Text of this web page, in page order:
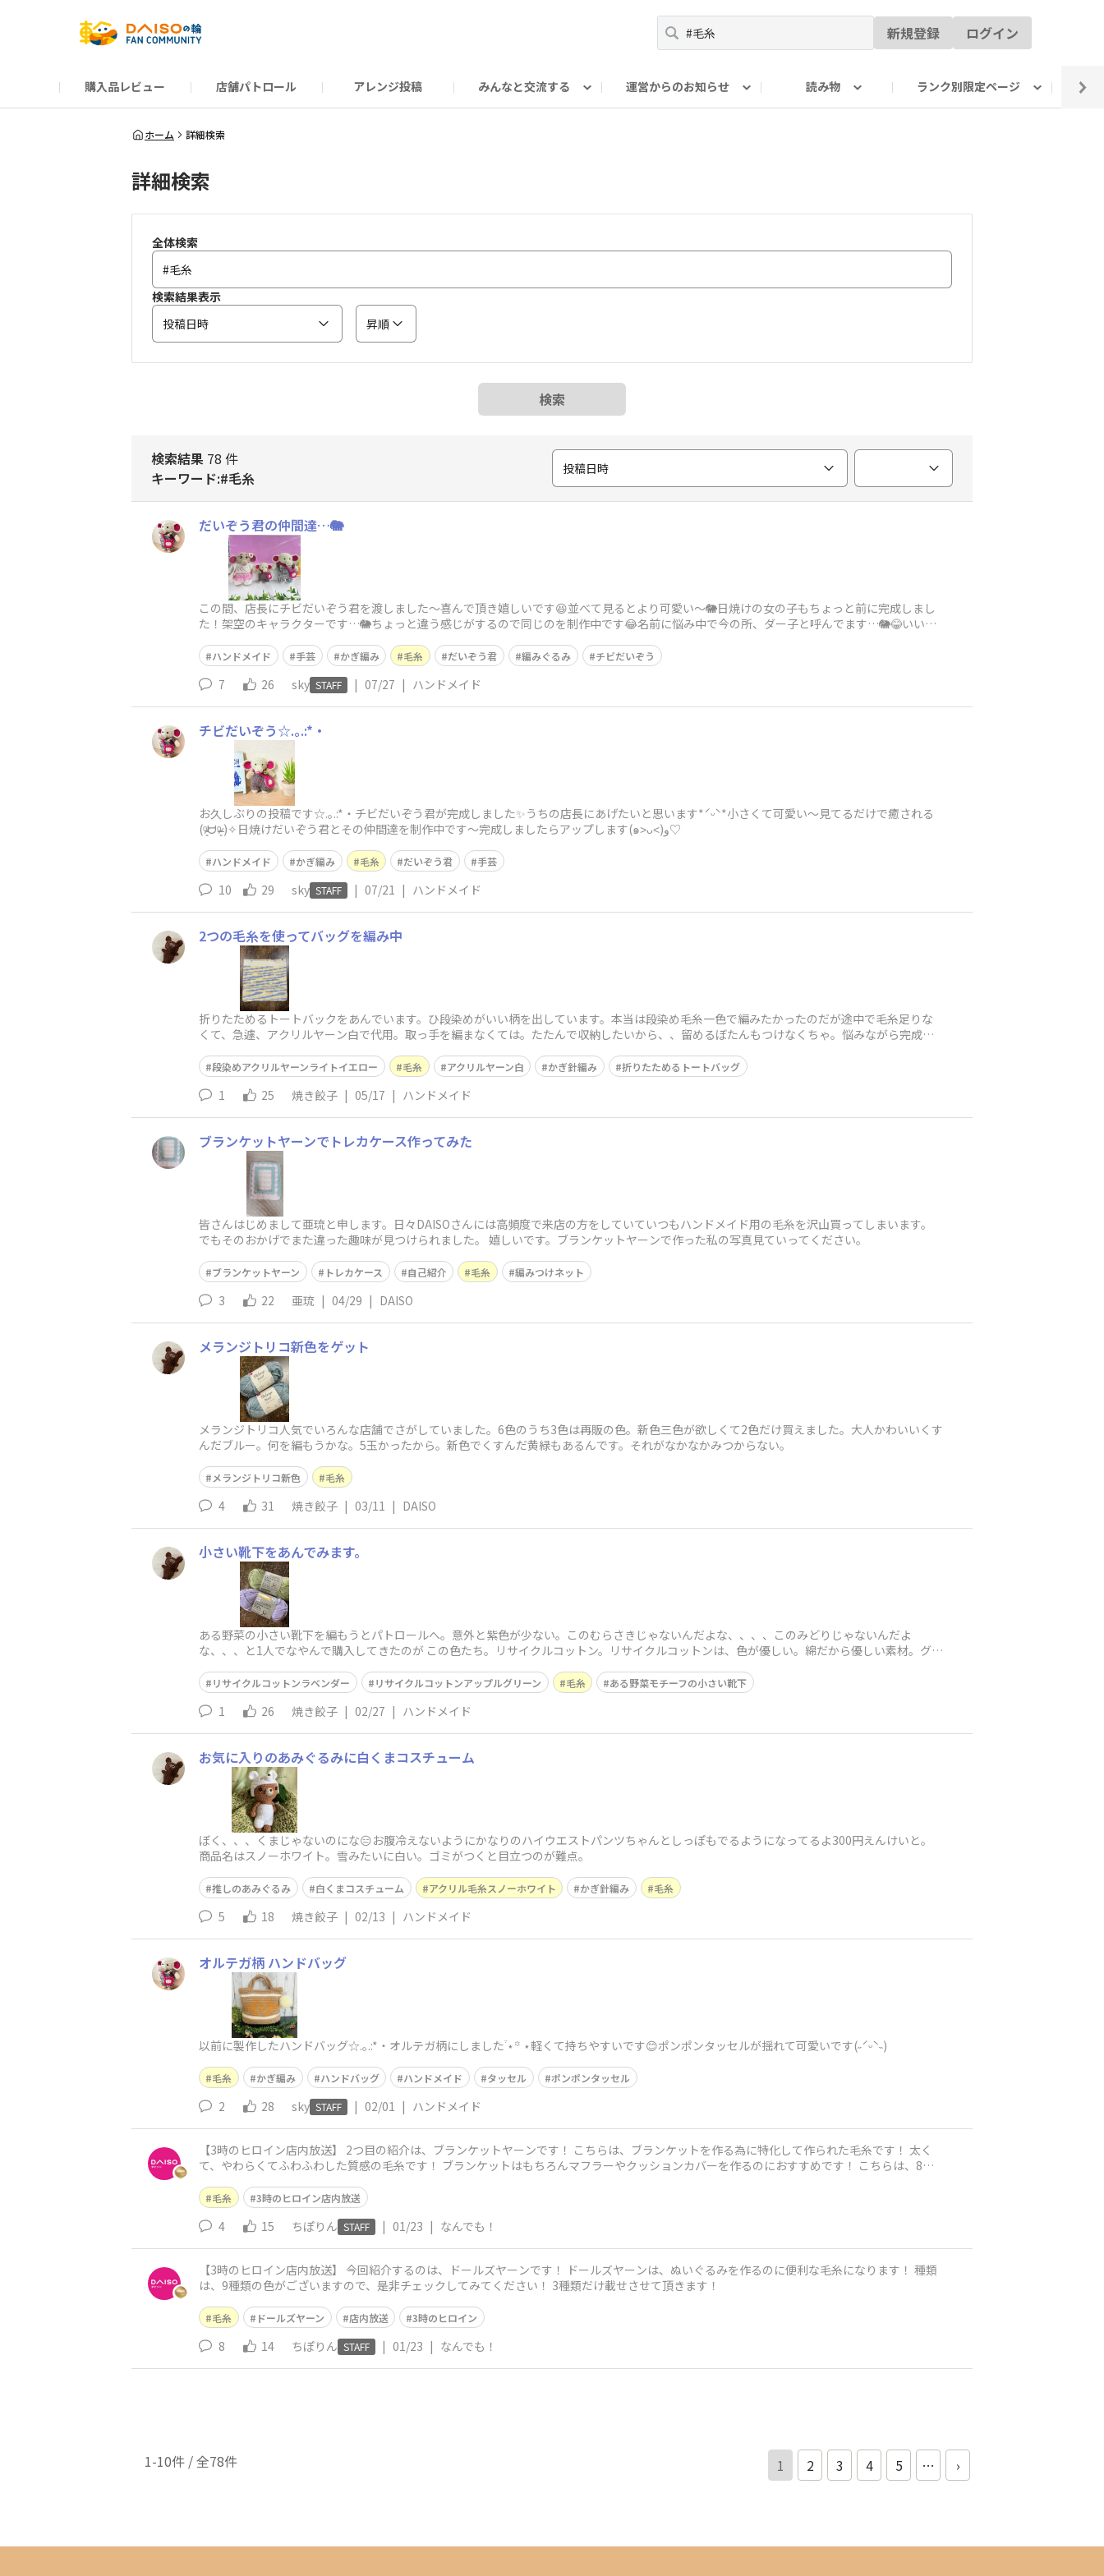
新規登録 ログイン
購入品レビュー 店舗パトロール アレンジ投稿 みんなと交流する
だんぜんトーク
運営からのお知らせ
運営からのお知らせ
読み物
ーSP Blogー
ランク別限定ページ
プレゼントキャンペーン
1周年記念キャンペーン
公式ホームページ
ホーム 詳細検索
詳細検索
全体検索
検索結果表示
投稿日時
昇順
検索
検索結果 78 件
キーワード:#毛糸
投稿日時
だいぞう君の仲間達…🐘
この間、店長にチビだいぞう君を渡しました〜喜んで頂き嬉しいです😆並べて見るとより可愛い〜🐘日焼けの女の子もちょっと前に完成しまし
た！架空のキャラクターです…🐘ちょっと違う感じがするので同じのを制作中です😂名前に悩み中で今の所、ダー子と呼んでます…🐘😂いい名
ハンドメイド 手芸 かぎ編み 毛糸 だいぞう君 編みぐるみ チビだいぞう
7 26 sky STAFF | 07/27 | ハンドメイド
チビだいぞう☆.｡.:*・
お久しぶりの投稿です☆.｡.:*・チビだいぞう君が完成しました✨️うちの店長にあげたいと思います*ˊᵕˋ*小さくて可愛い〜見てるだけで癒される
(ᵒ̴̷͈ᗨᵒ̴̶̷͈ )✧日焼けだいぞう君とその仲間達を制作中です〜完成しましたらアップします(๑˃ᴗ˂)و♡
ハンドメイド かぎ編み 毛糸 だいぞう君 手芸
10 29 sky STAFF | 07/21 | ハンドメイド
2つの毛糸を使ってバッグを編み中
折りたためるトートバックをあんでいます。ひ段染めがいい柄を出しています。本当は段染め毛糸一色で編みたかったのだが途中で毛糸足りな
くて、急遽、アクリルヤーン白で代用。取っ手を編まなくては。たたんで収納したいから、、留めるぼたんもつけなくちゃ。悩みながら完成さ
段染めアクリルヤーンライトイエロー 毛糸 アクリルヤーン白 かぎ針編み 折りたためるトートバッグ
1 25 焼き餃子 | 05/17 | ハンドメイド
ブランケットヤーンでトレカケース作ってみた
皆さんはじめまして亜琉と申します。日々DAISOさんには高頻度で来店の方をしていていつもハンドメイド用の毛糸を沢山買ってしまいます。
でもそのおかげでまた違った趣味が見つけられました。 嬉しいです。ブランケットヤーンで作った私の写真見ていってください。
ブランケットヤーン トレカケース 自己紹介 毛糸 編みつけネット
3 22 亜琉 | 04/29 | DAISO
メランジトリコ新色をゲット
メランジトリコ人気でいろんな店舗でさがしていました。6色のうち3色は再販の色。新色三色が欲しくて2色だけ買えました。大人かわいいくす
んだブルー。何を編もうかな。5玉かったから。新色でくすんだ黄緑もあるんです。それがなかなかみつからない。
メランジトリコ新色 毛糸
4 31 焼き餃子 | 03/11 | DAISO
小さい靴下をあんでみます。
ある野菜の小さい靴下を編もうとパトロールへ。意外と紫色が少ない。このむらさきじゃないんだよな、、、、このみどりじゃないんだよ
な、、、と1人でなやんで購入してきたのが この色たち。リサイクルコットン。リサイクルコットンは、色が優しい。綿だから優しい素材。グラ
リサイクルコットンラベンダー リサイクルコットンアップルグリーン 毛糸 ある野菜モチーフの小さい靴下
1 26 焼き餃子 | 02/27 | ハンドメイド
お気に入りのあみぐるみに白くまコスチューム
ぼく、、、くまじゃないのにな😑お腹冷えないようにかなりのハイウエストパンツちゃんとしっぽもでるようになってるよ300円えんけいと。
商品名はスノーホワイト。雪みたいに白い。ゴミがつくと目立つのが難点。
推しのあみぐるみ 白くまコスチューム アクリル毛糸スノーホワイト かぎ針編み 毛糸
5 18 焼き餃子 | 02/13 | ハンドメイド
オルテガ柄 ハンドバッグ
以前に製作したハンドバッグ☆.｡.:*・オルテガ柄にしました֒ ⋆꙳ ⋆軽くて持ちやすいです😊ポンポンタッセルが揺れて可愛いです(˶ˊᵕˋ˵)
毛糸 かぎ編み ハンドバッグ ハンドメイド タッセル ポンポンタッセル
2 28 sky STAFF | 02/01 | ハンドメイド
【3時のヒロイン店内放送】 2つ目の紹介は、ブランケットヤーンです！ こちらは、ブランケットを作る為に特化して作られた毛糸です！ 太く
て、やわらくてふわふわした質感の毛糸です！ ブランケットはもちろんマフラーやクッションカバーを作るのにおすすめです！ こちらは、8種
毛糸 3時のヒロイン店内放送
4 15 ちぽりん STAFF | 01/23 | なんでも！
【3時のヒロイン店内放送】 今回紹介するのは、ドールズヤーンです！ ドールズヤーンは、ぬいぐるみを作るのに便利な毛糸になります！ 種類
は、9種類の色がございますので、是非チェックしてみてください！ 3種類だけ載せさせて頂きます！
毛糸 ドールズヤーン 店内放送 3時のヒロイン
8 14 ちぽりん STAFF | 01/23 | なんでも！
1-10件 / 全78件 1 2 3 4 5 … ›